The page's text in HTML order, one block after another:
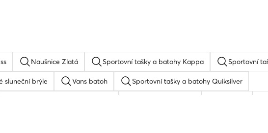
Naušnice Zlatá Sportovní tašky a batohy Kappa Sportovní
sluneční brýle Vans batoh Sportovní tašky a batohy Quiksilver